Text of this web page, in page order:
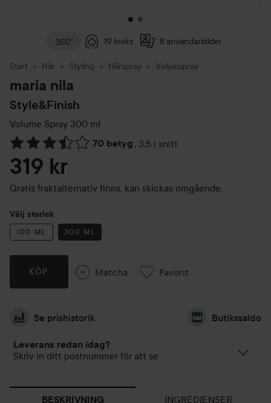
360° 19 looks 8 användarbilder
Start Hår Styling Hårspray Volymspray
maria nila
Style&Finish
Volume Spray 300 ml
70 betyg , 3.5 i snitt
Hoppa till Betyg & kommentarer
319 kr
Gratis fraktalternativ finns, kan skickas omgående.
Välj storlek
100 ML 300 ML
KÖP Matcha Favorit
Se prishistorik Butikssaldo
Leverans redan idag?
Skriv in ditt postnummer för att se
BESKRIVNING INGREDIENSER